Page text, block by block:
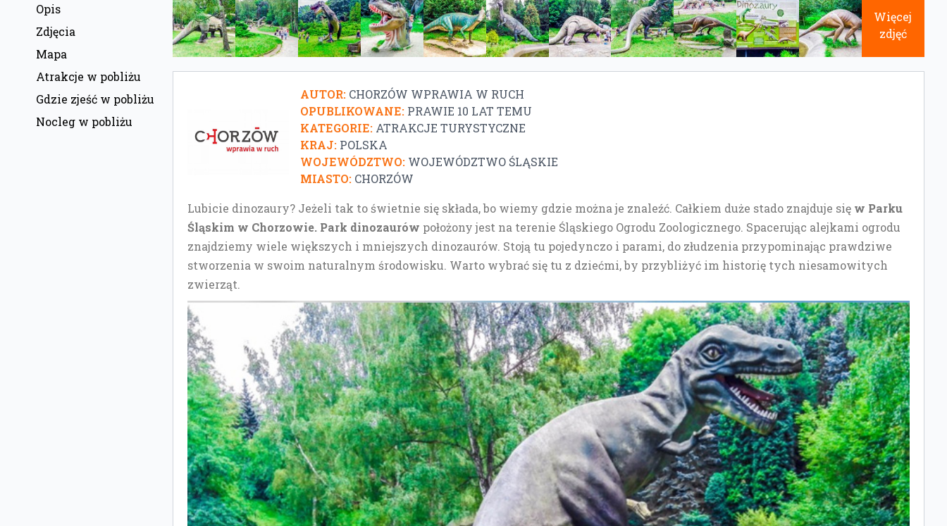
Opis
Zdjęcia
Mapa
Atrakcje w pobliżu
Gdzie zjeść w pobliżu
Nocleg w pobliżu
Więcej
zdjęć
AUTOR: CHORZÓW WPRAWIA W RUCH
OPUBLIKOWANE: PRAWIE 10 LAT TEMU
KATEGORIE: ATRAKCJE TURYSTYCZNE
KRAJ: POLSKA
WOJEWÓDZTWO: WOJEWÓDZTWO ŚLĄSKIE
MIASTO: CHORZÓW
Lubicie dinozaury? Jeżeli tak to świetnie się składa, bo wiemy gdzie można je znaleźć. Całkiem duże stado znajduje się w Parku
Śląskim w Chorzowie. Park dinozaurów położony jest na terenie Śląskiego Ogrodu Zoologicznego. Spacerując alejkami ogrodu
znajdziemy wiele większych i mniejszych dinozaurów. Stoją tu pojedynczo i parami, do złudzenia przypominając prawdziwe
stworzenia w swoim naturalnym środowisku. Warto wybrać się tu z dziećmi, by przybliżyć im historię tych niesamowitych
zwierząt.